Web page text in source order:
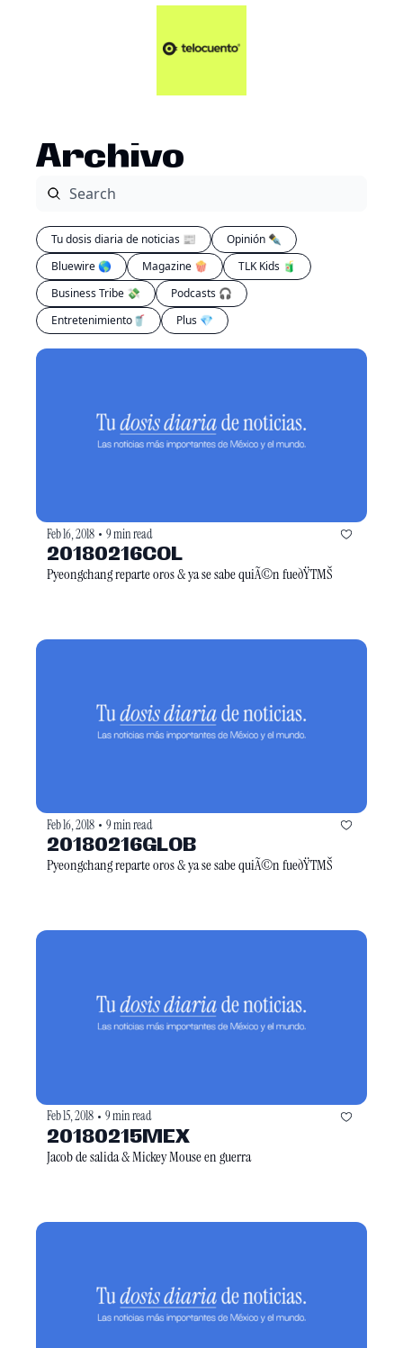
Artículos 📑
Plus 💎
Archivo
Tu dosis diaria de noticias 📰
Opinión ✒️
Bluewire 🌎
Magazine 🍿
TLK Kids 🧃
Business Tribe 💸
Podcasts 🎧
Entretenimiento🥤
Plus 💎
Feb 16, 2018 • 9 min read
20180216COL
Pyeongchang reparte oros & ya se sabe quiÃ©n fueðŸTMŠ
Feb 16, 2018 • 9 min read
20180216GLOB
Pyeongchang reparte oros & ya se sabe quiÃ©n fueðŸTMŠ
Feb 15, 2018 • 9 min read
20180215MEX
Jacob de salida & Mickey Mouse en guerra